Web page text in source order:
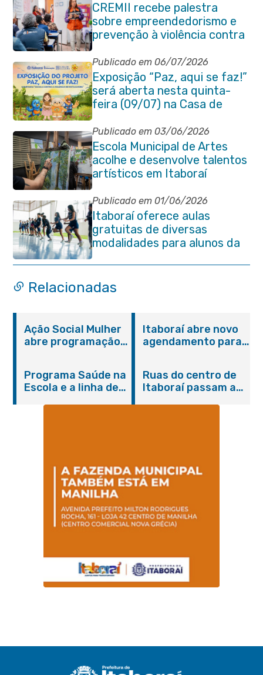
CREMII recebe palestra
sobre empreendedorismo e
prevenção à violência contra
a pessoa idosa
Publicado em 06/07/2026
Exposição “Paz, aqui se faz!”
será aberta nesta quinta-
feira (09/07) na Casa de
Cultura Heloísa Alberto
Torres
Publicado em 03/06/2026
Escola Municipal de Artes
acolhe e desenvolve talentos
artísticos em Itaboraí
Publicado em 01/06/2026
Itaboraí oferece aulas
gratuitas de diversas
modalidades para alunos da
rede municipal de ensino
Relacionadas
Ação Social Mulher
abre programação
serviços gratuitos e
orientações
Itaboraí abre novo
agendamento para
Programa Saúde na
Escola e a linha de
Magalhães Seabra
Ruas do centro de
Itaboraí passam a